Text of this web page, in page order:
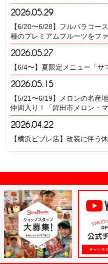
2026.05.29
【6/20〜6/28】フルパラコー
種のプレミアムフルーツをフ
2026.05.27
【6/4〜】夏限定メニュー「
2026.05.15
【5/21〜6/19】メロンの名産
仲間入り！「鉾田市メロン・
2026.04.22
【横浜ビブレ店】改装に伴う